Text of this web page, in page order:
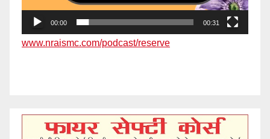
00:00 00:31
www.nraismc.com/podcast/reserve